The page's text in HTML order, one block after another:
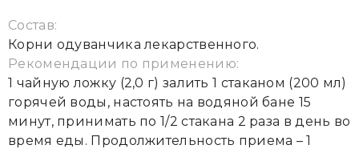
Состав:
Корни одуванчика лекарственного.
Рекомендации по применению:
1 чайную ложку (2,0 г) залить 1 стаканом (200 мл)
горячей воды, настоять на водяной бане 15
минут, принимать по 1/2 стакана 2 раза в день во
время еды. Продолжительность приема – 1